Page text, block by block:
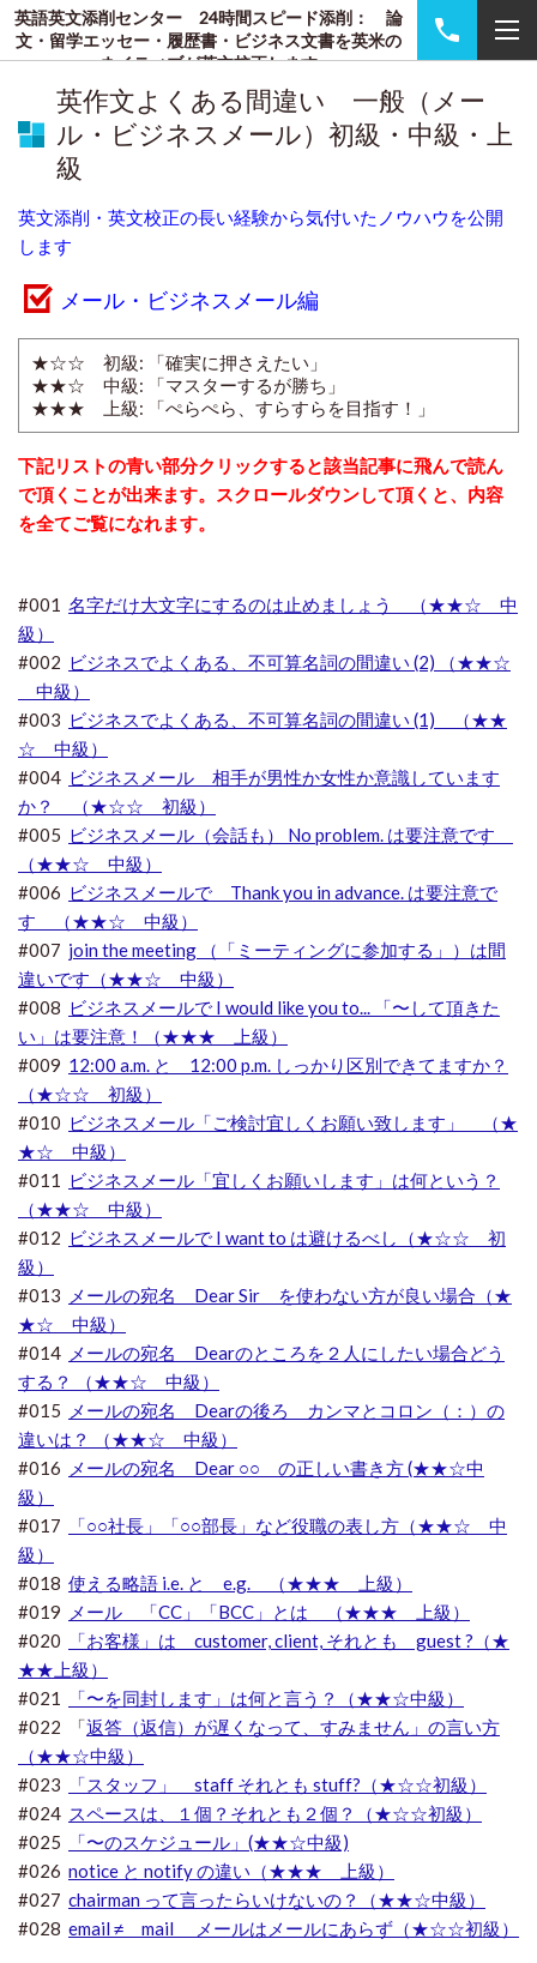
英語英文添削センター 24時間スピード添削： 論
文・留学エッセー・履歴書・ビジネス文書を英米の
ネイティブが英文校正します
英作文よくある間違い 一般（メー
ル・ビジネスメール）初級・中級・上
級
英文添削・英文校正の長い経験から気付いたノウハウを公開
します
メール・ビジネスメール編
★☆☆ 初級: 「確実に押さえたい」
★★☆ 中級: 「マスターするが勝ち」
★★★ 上級: 「ぺらぺら、すらすらを目指す！」
下記リストの青い部分クリックすると該当記事に飛んで読ん
で頂くことが出来ます。スクロールダウンして頂くと、内容
を全てご覧になれます。
#001 名字だけ大文字にするのは止めましょう （★★☆ 中
級）
#002 ビジネスでよくある、不可算名詞の間違い (2) （★★☆
中級）
#003 ビジネスでよくある、不可算名詞の間違い (1) （★★
☆ 中級）
#004 ビジネスメール 相手が男性か女性か意識しています
か？ （★☆☆ 初級）
#005 ビジネスメール（会話も） No problem. は要注意です
（★★☆ 中級）
#006 ビジネスメールで Thank you in advance. は要注意で
す （★★☆ 中級）
#007 join the meeting （「ミーティングに参加する」）は間
違いです（★★☆ 中級）
#008 ビジネスメールで I would like you to... 「〜して頂きた
い」は要注意！（★★★ 上級）
#009 12:00 a.m. と 12:00 p.m. しっかり区別できてますか？
（★☆☆ 初級）
#010 ビジネスメール「ご検討宜しくお願い致します」 （★
★☆ 中級）
#011 ビジネスメール「宜しくお願いします」は何という？
（★★☆ 中級）
#012 ビジネスメールで I want to は避けるべし（★☆☆ 初
級）
#013
メールの宛名 Dear Sir を使わない方が良い場合（★
★☆ 中級）
#014 メールの宛名 Dearのところを２人にしたい場合どう
する？ （★★☆ 中級）
#015
メールの宛名 Dearの後ろ カンマとコロン（：）の
違いは？ （★★☆ 中級）
#016
メールの宛名 Dear ○○ の正しい書き方 (★★☆中
級）
#017
「○○社長」「○○部長」など役職の表し方（★★☆ 中
級）
#018 使える略語 i.e. と e.g. （★★★ 上級）
#019
メール 「CC」「BCC」とは （★★★ 上級）
#020
「お客様」は customer, client, それとも guest ?（★
★★上級）
#021
「〜を同封します」は何と言う？（★★☆中級）
#022 「返答（返信）が遅くなって、すみません」の言い方
（★★☆中級）
#023
「スタッフ」 staff それとも stuff?（★☆☆初級）
#024 スペースは、１個？それとも２個？（★☆☆初級）
#025
「〜のスケジュール」(★★☆中級)
#026 notice と notify の違い（★★★ 上級）
#027 chairman って言ったらいけないの？（★★☆中級）
#028 email ≠ mail メールはメールにあらず（★☆☆初級）